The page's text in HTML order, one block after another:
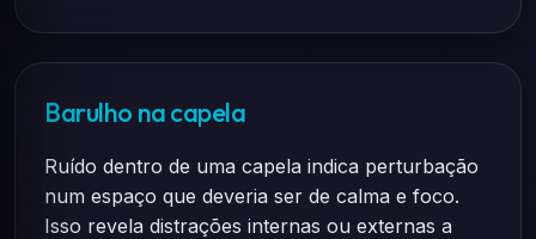
Barulho na capela
Ruído dentro de uma capela indica perturbação
num espaço que deveria ser de calma e foco.
Isso revela distrações internas ou externas a